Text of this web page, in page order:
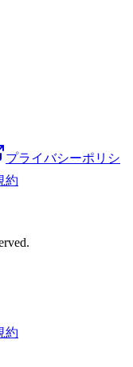
約
プライバシーポリシ
約